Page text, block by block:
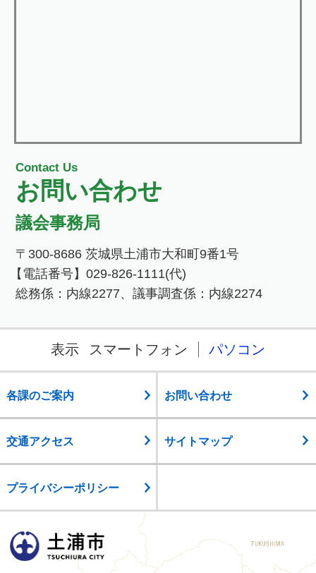
Contact Us
お問い合わせ
議会事務局
〒300-8686 茨城県土浦市大和町9番1号
【電話番号】029-826-1111(代)
総務係：内線2277、議事調査係：内線2274
表示 スマートフォン パソコン
各課のご案内 お問い合わせ
交通アクセス サイトマップ
プライバシーポリシー
土浦市